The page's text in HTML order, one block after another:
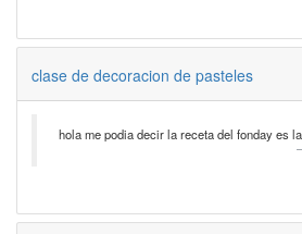
clase de decoracion de pasteles
hola me podia decir la receta del fonday es